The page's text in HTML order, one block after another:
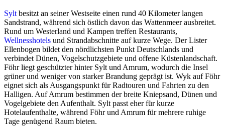
Sylt besitzt an seiner Westseite einen rund 40 Kilometer langen
Sandstrand, während sich östlich davon das Wattenmeer ausbreitet.
Rund um Westerland und Kampen treffen Restaurants,
Wellnesshotels und Strandabschnitte auf kurze Wege. Der Lister
Ellenbogen bildet den nördlichsten Punkt Deutschlands und
verbindet Dünen, Vogelschutzgebiete und offene Küstenlandschaft.
Föhr liegt geschützter hinter Sylt und Amrum, wodurch die Insel
grüner und weniger von starker Brandung geprägt ist. Wyk auf Föhr
eignet sich als Ausgangspunkt für Radtouren und Fahrten zu den
Halligen. Auf Amrum bestimmen der breite Kniepsand, Dünen und
Vogelgebiete den Aufenthalt. Sylt passt eher für kurze
Hotelaufenthalte, während Föhr und Amrum für mehrere ruhige
Tage genügend Raum bieten.